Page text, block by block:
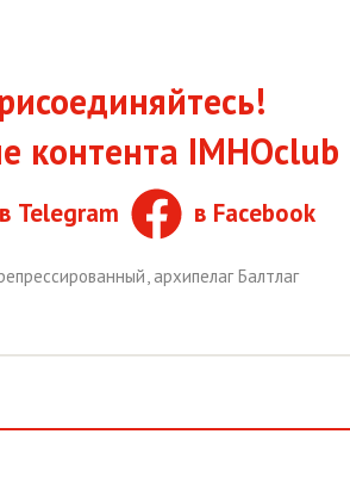
контента IMHOclub
в Telegram в Facebook
, архипелаг Балтлаг